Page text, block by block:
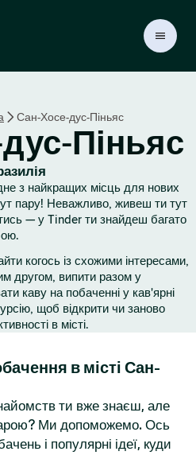
Сан-Хосе-дус-Піньяс
Піньяс
з найкращих місць для нових
пару! Неважливо, живеш ти тут
— у Tinder ти знайдеш багато
когось із схожими інтересами,
другом, випити разом у
каву на побаченні у кав'ярні
щоб відкрити чи заново
в місті.
в місті Сан-
ти вже знаєш, але
Ми допоможемо. Ось
і популярні ідеї, куди